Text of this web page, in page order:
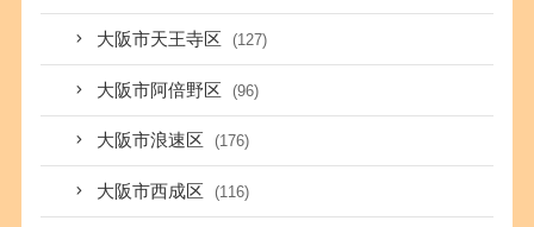
大阪市天王寺区 (127)
大阪市阿倍野区 (96)
大阪市浪速区 (176)
大阪市西成区 (116)